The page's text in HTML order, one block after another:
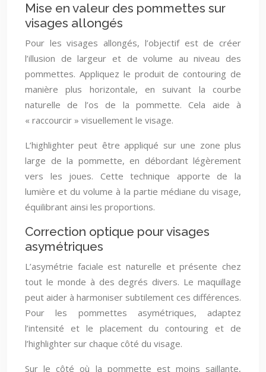
Mise en valeur des pommettes sur
visages allongés
Pour les visages allongés, l’objectif est de créer
l’illusion de largeur et de volume au niveau des
pommettes. Appliquez le produit de contouring de
manière plus horizontale, en suivant la courbe
naturelle de l’os de la pommette. Cela aide à
« raccourcir » visuellement le visage.
L’highlighter peut être appliqué sur une zone plus
large de la pommette, en débordant légèrement
vers les joues. Cette technique apporte de la
lumière et du volume à la partie médiane du visage,
équilibrant ainsi les proportions.
Correction optique pour visages
asymétriques
L’asymétrie faciale est naturelle et présente chez
tout le monde à des degrés divers. Le maquillage
peut aider à harmoniser subtilement ces différences.
Pour les pommettes asymétriques, adaptez
l’intensité et le placement du contouring et de
l’highlighter sur chaque côté du visage.
Sur le côté où la pommette est moins saillante,